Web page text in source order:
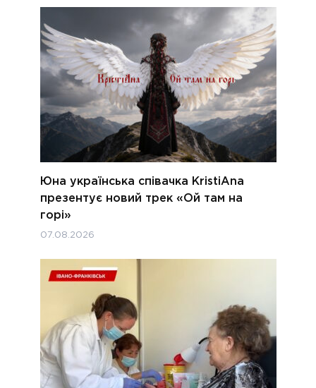
Юна українська співачка KristiAna
презентує новий трек «Ой там на
горі»
07.08.2026